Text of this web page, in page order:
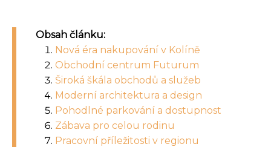
Obsah článku:
Nová éra nakupování v Kolíně
Obchodní centrum Futurum
Široká škála obchodů a služeb
Moderní architektura a design
Pohodlné parkování a dostupnost
Zábava pro celou rodinu
Pracovní příležitosti v regionu